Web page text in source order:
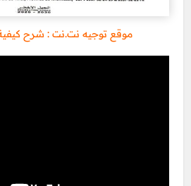
موقع توجيه نت.نت : شرح كيفية